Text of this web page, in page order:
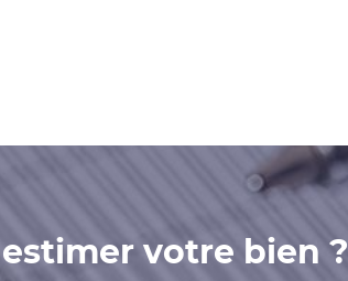
votre bien ?